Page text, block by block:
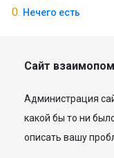
Нечего есть
Сайт
Администрация
какой бы то ни
описать вашу